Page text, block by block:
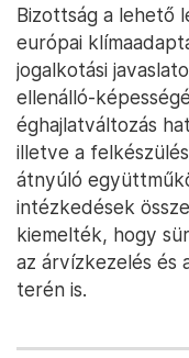
Bizottság a lehető
európai
jogalkotási
ellenálló-
éghajlatváltozás
illetve a
átnyúló
intézkedések
kiemelték, hogy
az árvízkezelés és
terén is.